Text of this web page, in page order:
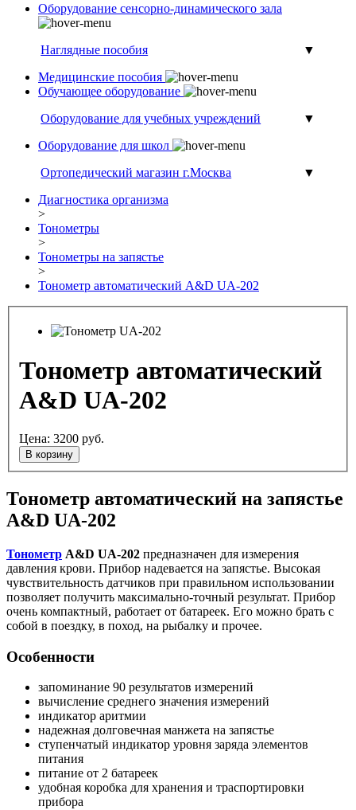
Оборудование сенсорно-динамического зала
Наглядные пособия
▼
Медицинские пособия
Обучающее оборудование
Оборудование для учебных учреждений
▼
Оборудование для школ
Ортопедический магазин г.Москва
▼
Диагностика организма
>
Тонометры
>
Тонометры на запястье
>
Тонометр автоматический A&D UA-202
Тонометр автоматический
A&D UA-202
Цена: 3200 руб.
В корзину
Тонометр автоматический на запястье
A&D UA-202
Тонометр A&D UA-202 предназначен для измерения
давления крови. Прибор надевается на запястье. Высокая
чувствительность датчиков при правильном использовании
позволяет получить максимально-точный результат. Прибор
очень компактный, работает от батареек. Его можно брать с
собой в поездку, в поход, на рыбалку и прочее.
Особенности
запоминание 90 результатов измерений
вычисление среднего значения измерений
индикатор аритмии
надежная долговечная манжета на запястье
ступенчатый индикатор уровня заряда элементов
питания
питание от 2 батареек
удобная коробка для хранения и траспортировки
прибора